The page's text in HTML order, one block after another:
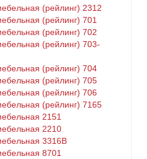
(рейлинг) 2312
(рейлинг) 701
(рейлинг) 702
(рейлинг) 703-
(рейлинг) 704
(рейлинг) 705
(рейлинг) 706
(рейлинг) 7165
2151
2210
3316B
8701